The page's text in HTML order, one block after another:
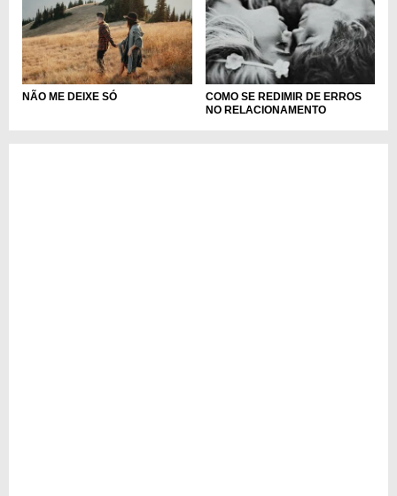
NÃO ME DEIXE SÓ
COMO SE REDIMIR DE ERROS
NO RELACIONAMENTO